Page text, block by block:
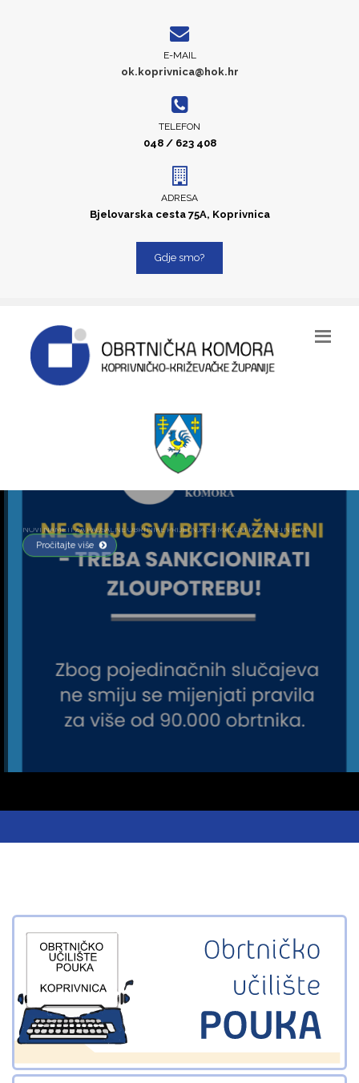
E-MAIL
ok.koprivnica@hok.hr
TELEFON
048 / 623 408
ADRESA
Bjelovarska cesta 75A, Koprivnica
Gdje smo?
NOVI NAMETI ZA PAUŠALNE OBRTNIKE PRIJETNJA SU MALOM PODUZETNIŠTVU